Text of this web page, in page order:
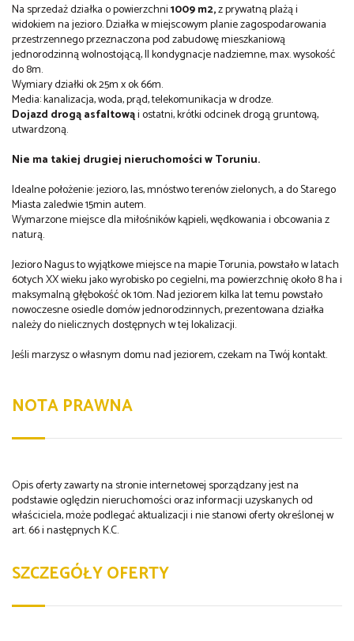
Na sprzedaż działka o powierzchni1009 m2,z prywatną plażą i
widokiem na jezioro. Działka w miejscowym planie zagospodarowania
przestrzennego przeznaczona pod zabudowę mieszkaniową
jednorodzinną wolnostojącą, II kondygnacje nadziemne, max. wysokość
do 8m.
Wymiary działki ok 25m x ok 66m.
Media: kanalizacja, woda, prąd, telekomunikacja w drodze.
Dojazd drogą asfaltowąi ostatni, krótki odcinek drogą gruntową,
utwardzoną.
Nie ma takiej drugiej nieruchomości w Toruniu.
Idealne położenie: jezioro, las, mnóstwo terenów zielonych, a do Starego
Miasta zaledwie 15min autem.
Wymarzone miejsce dla miłośników kąpieli, wędkowania i obcowania z
naturą.
Jezioro Nagus to wyjątkowe miejsce na mapie Torunia, powstało w latach
60tych XX wieku jako wyrobisko po cegielni, ma powierzchnię około 8 ha i
maksymalną głębokość ok 10m. Nad jeziorem kilka lat temu powstało
nowoczesne osiedle domów jednorodzinnych, prezentowana działka
należy do nielicznych dostępnych w tej lokalizacji.
Jeśli marzysz o własnym domu nad jeziorem, czekam na Twój kontakt.
NOTA PRAWNA
Opis oferty zawarty na stronie internetowej sporządzany jest na
podstawie oględzin nieruchomości oraz informacji uzyskanych od
właściciela, może podlegać aktualizacji i nie stanowi oferty określonej w
art. 66 i następnych K.C.
SZCZEGÓŁY OFERTY